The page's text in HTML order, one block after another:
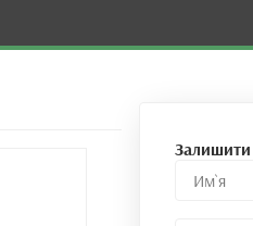
Залишити